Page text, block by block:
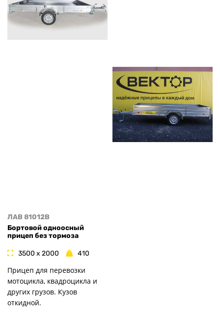
ЛАВ 81012B
Бортовой одноосный
прицеп без тормоза
3500 x 2000 410
Прицеп для перевозки
мотоцикла, квадроцикла и
других грузов. Кузов
откидной.